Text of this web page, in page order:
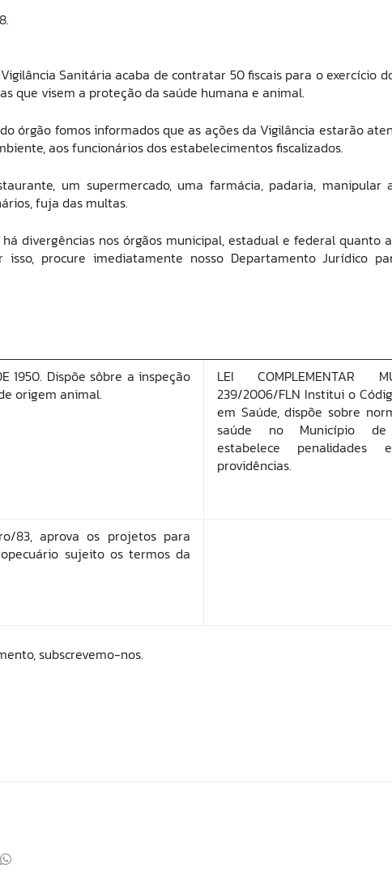
Sanitária acaba de contratar 50 fiscais para o exercício
que visem a proteção da saúde humana e animal.
órgão fomos informados que as ações da Vigilância estarão
aos funcionários dos estabelecimentos fiscalizados.
um supermercado, uma farmácia, padaria, manipular
fuja das multas.
divergências nos órgãos municipal, estadual e federal quanto
procure imediatamente nosso Departamento Jurídico
1950. Dispõe sôbre a inspeção
origem animal.
LEI COMPLEMENTAR
239/2006/FLN Institui o
em Saúde, dispõe sobre
saúde no Município de
estabelece
providências.
83, aprova os projetos para
sujeito os termos da
subscrevemo-nos.